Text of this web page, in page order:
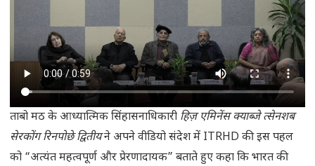
ताबो मठ के आध्यात्मिक सिंहासनाधिकारी हिज़ एमिनेंस क्याब्जे त्सेनशब
सेरकोंग रिनपोछे द्वितीयने अपने वीडियो संदेश में ITRHD की इस पहल
को “अत्यंत महत्वपूर्ण और प्रेरणादायक” बताते हुए कहा कि भारत की